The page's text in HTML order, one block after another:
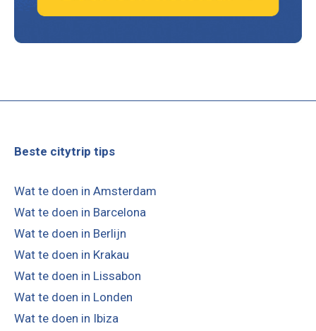
Beste citytrip tips
Wat te doen in Amsterdam
Wat te doen in Barcelona
Wat te doen in Berlijn
Wat te doen in Krakau
Wat te doen in Lissabon
Wat te doen in Londen
Wat te doen in Ibiza